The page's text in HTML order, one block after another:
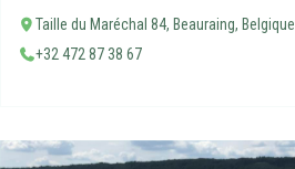
Taille du Maréchal 84, Beauraing, Belgique
+32 472 87 38 67